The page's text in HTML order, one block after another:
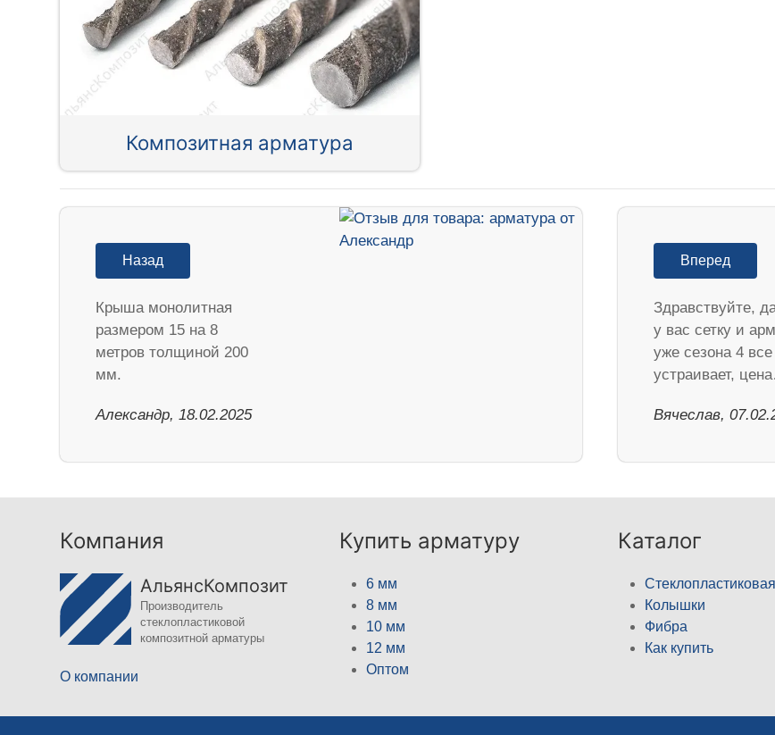
Композитная арматура
Назад
Крыша монолитная
размером 15 на 8
метров толщиной 200
мм.
Александр, 18.02.2025
Вперед
Здравствуйте,
у вас сетку и
уже сезона 4 все
устраивает,
Вячеслав,
Компания
АльянсКомпозит
Производитель
стеклопластиковой
композитной арматуры
О компании
Купить арматуру
6 мм
8 мм
10 мм
12 мм
Оптом
Каталог
Колышки
Фибра
Как купить